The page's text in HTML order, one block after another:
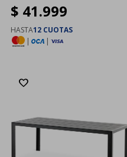
$ 41.999
HASTA12 CUOTAS
|
|